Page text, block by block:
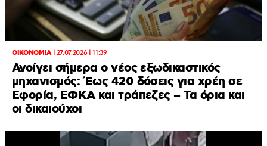
ΟΙΚΟΝΟΜΙΑ| 27.07.2026 | 11:39
Ανοίγει σήμερα ο νέος εξωδικαστικός
μηχανισμός: Έως 420 δόσεις για χρέη σε
Εφορία, ΕΦΚΑ και τράπεζες – Τα όρια και
οι δικαιούχοι